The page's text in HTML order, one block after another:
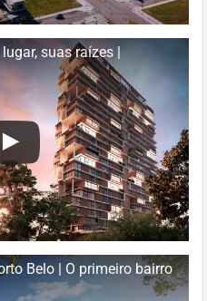
suas raízes |
Belo | O primeiro bairro